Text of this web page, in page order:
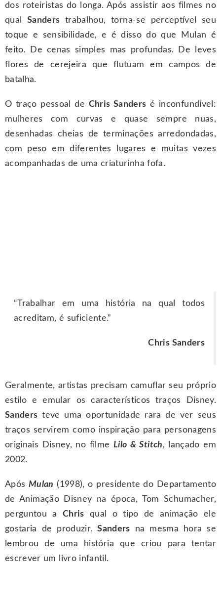
dos roteiristas do longa. Após assistir aos filmes no
qual Sanders trabalhou, torna-se perceptível seu
toque e sensibilidade, e é disso do que Mulan é
feito. De cenas simples mas profundas. De leves
flores de cerejeira que flutuam em campos de
batalha.
O traço pessoal de Chris Sanders é inconfundível:
mulheres com curvas e quase sempre nuas,
desenhadas cheias de terminações arredondadas,
com peso em diferentes lugares e muitas vezes
acompanhadas de uma criaturinha fofa.
“Trabalhar em uma história na qual todos
acreditam, é suficiente.”
Chris Sanders
Geralmente, artistas precisam camuflar seu próprio
estilo e emular os característicos traços Disney.
Sanders teve uma oportunidade rara de ver seus
traços servirem como inspiração para personagens
originais Disney, no filme Lilo & Stitch, lançado em
2002.
ApósMulan (1998), o presidente do Departamento
de Animação Disney na época, Tom Schumacher,
perguntou aChris qual o tipo de animação ele
gostaria de produzir.Sanders na mesma hora se
lembrou de uma história que criou para tentar
escrever um livro infantil.